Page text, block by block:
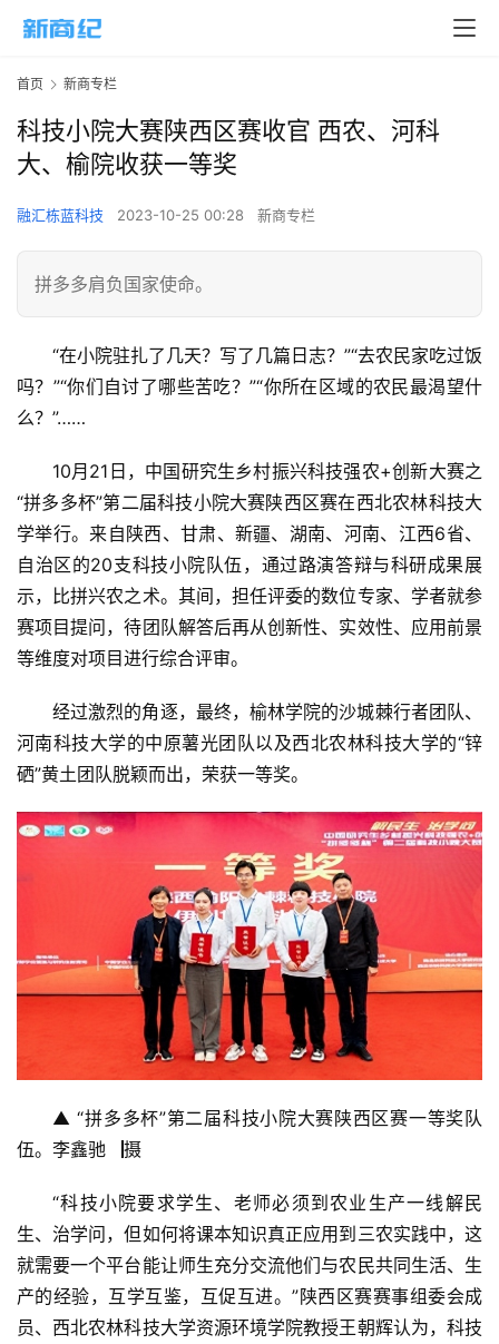
首页 新商专栏
科技小院大赛陕西区赛收官 西农、河科
大、榆院收获一等奖
融汇栋蓝科技 2023-10-25 00:28 新商专栏
拼多多肩负国家使命。
“在小院驻扎了几天？写了几篇日志？”“去农民家吃过饭
吗？”“你们自讨了哪些苦吃？”“你所在区域的农民最渴望什
么？”……
10月21日，中国研究生乡村振兴科技强农+创新大赛之
“拼多多杯”第二届科技小院大赛陕西区赛在西北农林科技大
学举行。来自陕西、甘肃、新疆、湖南、河南、江西6省、
自治区的20支科技小院队伍，通过路演答辩与科研成果展
示，比拼兴农之术。其间，担任评委的数位专家、学者就参
赛项目提问，待团队解答后再从创新性、实效性、应用前景
等维度对项目进行综合评审。
经过激烈的角逐，最终，榆林学院的沙城棘行者团队、
河南科技大学的中原薯光团队以及西北农林科技大学的“锌
硒”黄土团队脱颖而出，荣获一等奖。
▲ “拼多多杯”第二届科技小院大赛陕西区赛一等奖队
伍。李鑫驰▕摄
“科技小院要求学生、老师必须到农业生产一线解民
生、治学问，但如何将课本知识真正应用到三农实践中，这
就需要一个平台能让师生充分交流他们与农民共同生活、生
产的经验，互学互鉴，互促互进。”陕西区赛赛事组委会成
员、西北农林科技大学资源环境学院教授王朝辉认为，科技